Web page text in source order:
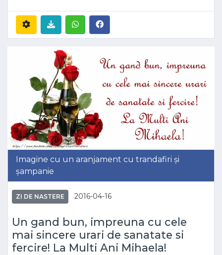
Imagine cu un aranjament cu trandafiri și
șampanie
ZI DE NASTERE 2016-04-16
Un gand bun, impreuna cu cele
mai sincere urari de sanatate si
fercire! La Multi Ani Mihaela!